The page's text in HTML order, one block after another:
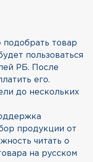
подобрать товар
пользоваться
РБ. После
его.
до нескольких
продукции от
читать о
на русском